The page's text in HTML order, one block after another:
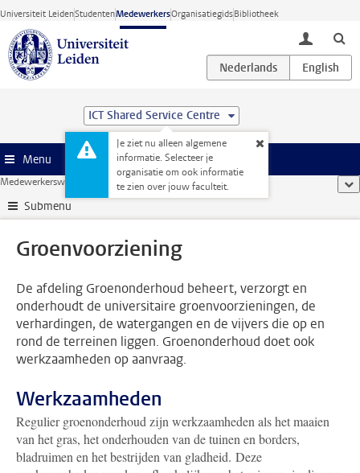
Ga direct naar de inhoud
Universiteit LeidenStudentenMedewerkersOrganisatiegidsBibliotheek
toggle
ICT Shared Service Centre
Je ziet nu alleen algemene
informatie. Selecteer je
organisatie om ook informatie
te zien over jouw faculteit.
Menu
Medewerkerswebsite Groenvoorziening
Submenu
Groenvoorziening
De afdeling Groenonderhoud beheert, verzorgt en
onderhoudt de universitaire groenvoorzieningen, de
verhardingen, de watergangen en de vijvers die op en
rond de terreinen liggen. Groenonderhoud doet ook
werkzaamheden op aanvraag.
Werkzaamheden
Regulier groenonderhoud zijn werkzaamheden als het maaien
van het gras, het onderhouden van de tuinen en borders,
bladruimen en het bestrijden van gladheid. Deze